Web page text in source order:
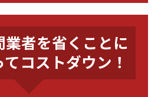
業者を省くことに
コストダウン！